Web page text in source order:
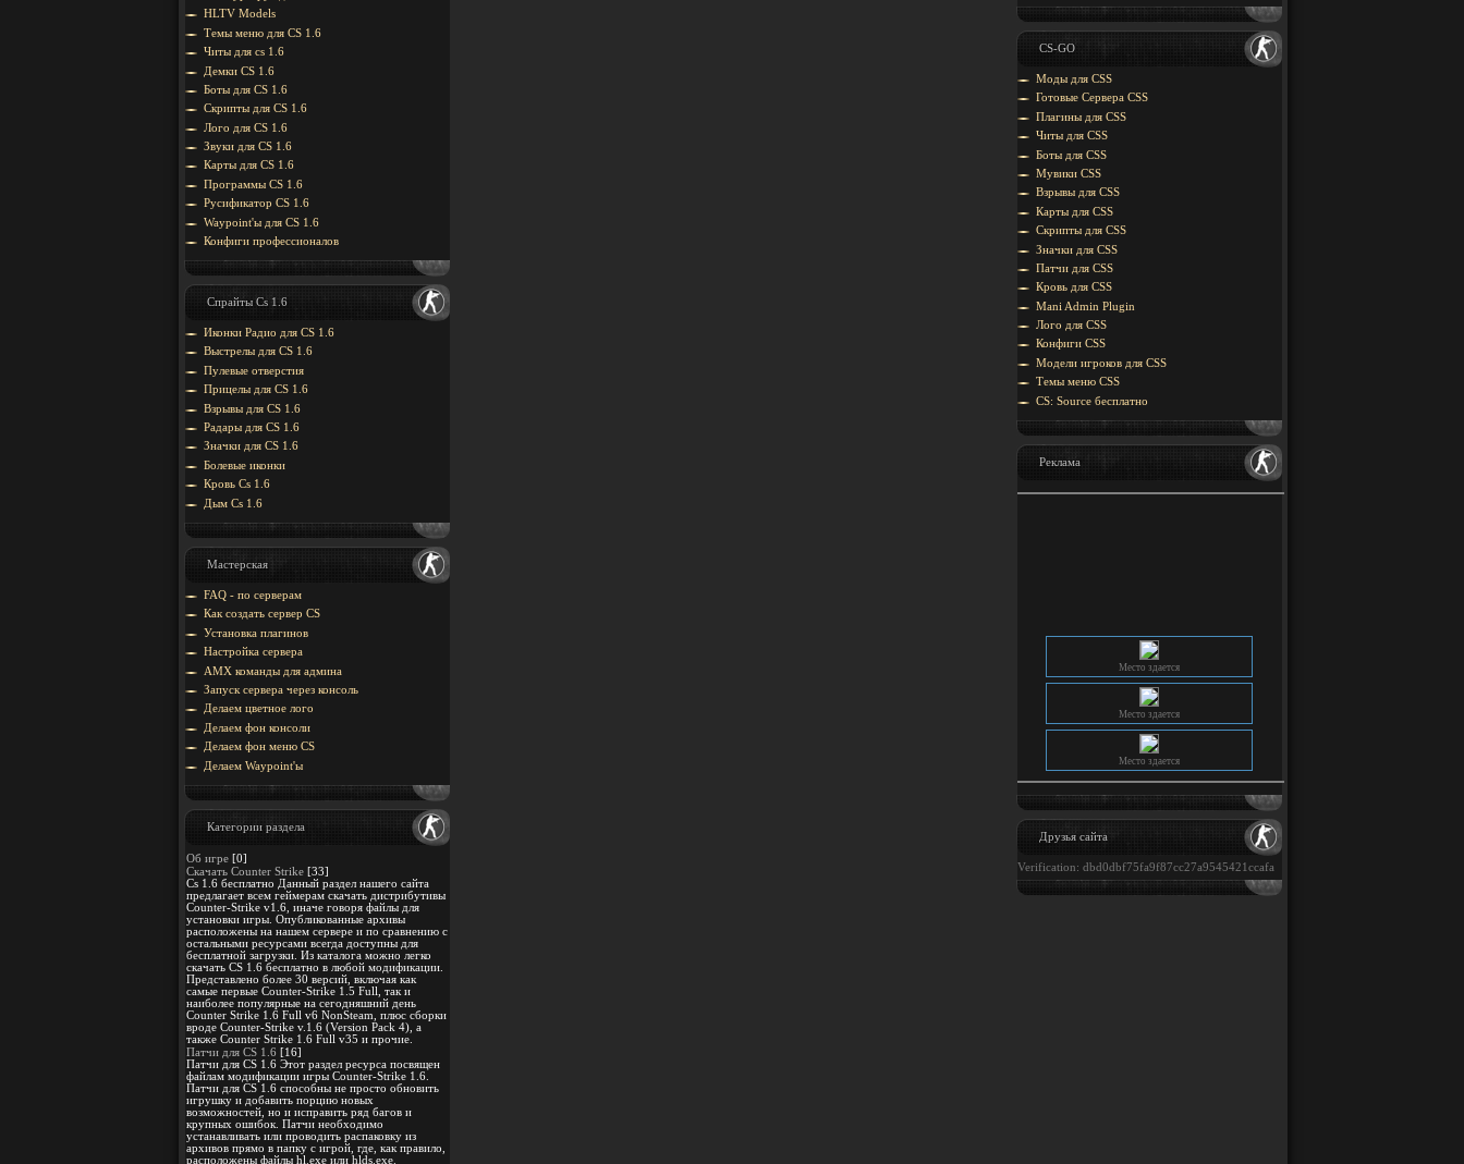
HLTV Models
Темы меню для CS 1.6
Читы для cs 1.6
Демки CS 1.6
Боты для CS 1.6
Скрипты для CS 1.6
Лого для CS 1.6
Звуки для CS 1.6
Карты для CS 1.6
Программы CS 1.6
Русификатор CS 1.6
Waypoint'ы для CS 1.6
Конфиги профессионалов
Спрайты Cs 1.6
Иконки Радио для CS 1.6
Выстрелы для CS 1.6
Пулевые отверстия
Прицелы для CS 1.6
Взрывы для CS 1.6
Радары для CS 1.6
Значки для CS 1.6
Болевые иконки
Кровь Cs 1.6
Дым Cs 1.6
Мастерская
FAQ - по серверам
Как создать сервер CS
Установка плагинов
Настройка сервера
AMX команды для админа
Запуск сервера через консоль
Делаем цветное лого
Делаем фон консоли
Делаем фон меню CS
Делаем Waypoint'ы
Категории раздела
Об игре [0]
Скачать Counter Strike [33]
Cs 1.6 бесплатно Данный раздел нашего сайта
предлагает всем геймерам скачать дистрибутивы
Counter-Strike v1.6, иначе говоря файлы для
установки игры. Опубликованные архивы
расположены на нашем сервере и по сравнению с
остальными ресурсами всегда доступны для
бесплатной загрузки. Из каталога можно легко
скачать CS 1.6 бесплатно в любой модификации.
Представлено более 30 версий, включая как
самые первые Counter-Strike 1.5 Full, так и
наиболее популярные на сегодняшний день
Counter Strike 1.6 Full v6 NonSteam, плюс сборки
вроде Counter-Strike v.1.6 (Version Pack 4), а
также Counter Strike 1.6 Full v35 и прочие.
Патчи для CS 1.6 [16]
Патчи для CS 1.6 Этот раздел ресурса посвящен
файлам модификации игры Counter-Strike 1.6.
Патчи для CS 1.6 способны не просто обновить
игрушку и добавить порцию новых
возможностей, но и исправить ряд багов и
крупных ошибок. Патчи необходимо
устанавливать или проводить распаковку из
архивов прямо в папку с игрой, где, как правило,
расположены файлы hl.exe или hlds.exe.
CS-GO
Моды для CSS
Готовые Сервера CSS
Плагины для CSS
Читы для CSS
Боты для CSS
Мувики CSS
Взрывы для CSS
Карты для CSS
Скрипты для CSS
Значки для CSS
Патчи для CSS
Кровь для CSS
Mani Admin Plugin
Лого для CSS
Конфиги CSS
Модели игроков для CSS
Темы меню CSS
CS: Source бесплатно
Реклама
Место здается
Место здается
Место здается
Друзья сайта
Verification: dbd0dbf75fa9f87cc27a9545421ccafa